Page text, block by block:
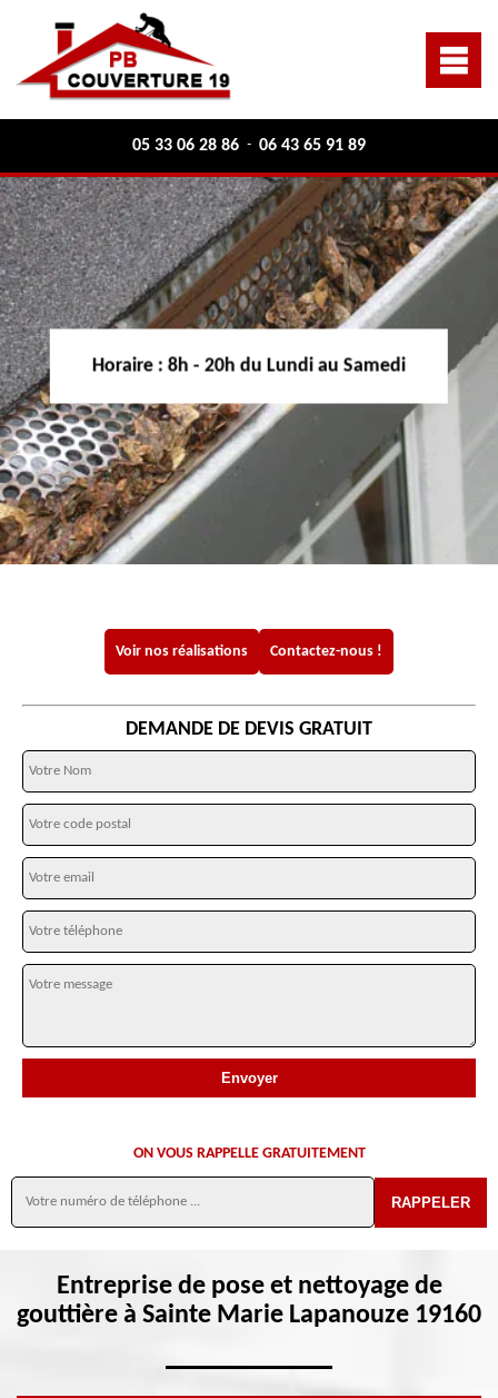
05 33 06 28 86 - 06 43 65 91 89
Horaire : 8h - 20h du Lundi au Samedi
Voir nos réalisations Contactez-nous !
DEMANDE DE DEVIS GRATUIT
ON VOUS RAPPELLE GRATUITEMENT
Entreprise de pose et nettoyage de
gouttière à Sainte Marie Lapanouze 19160